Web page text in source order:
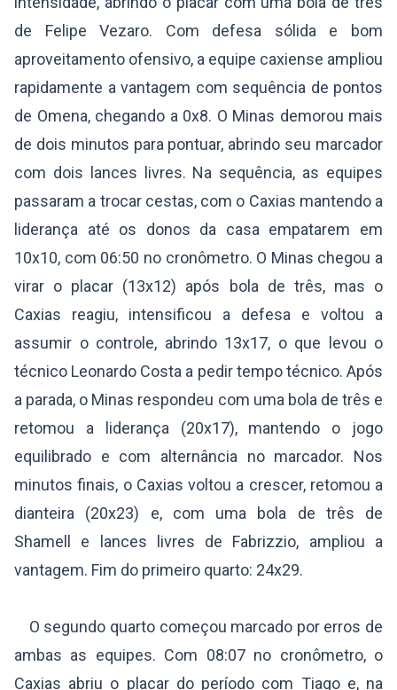
de Felipe Vezaro. Com defesa sólida e bom
aproveitamento ofensivo, a equipe caxiense ampliou
rapidamente a vantagem com sequência de pontos
de Omena, chegando a 0x8. O Minas demorou mais
de dois minutos para pontuar, abrindo seu marcador
com dois lances livres. Na sequência, as equipes
passaram a trocar cestas, com o Caxias mantendo a
liderança até os donos da casa empatarem em
10x10, com 06:50 no cronômetro. O Minas chegou a
virar o placar (13x12) após bola de três, mas o
Caxias reagiu, intensificou a defesa e voltou a
assumir o controle, abrindo 13x17, o que levou o
técnico Leonardo Costa a pedir tempo técnico. Após
a parada, o Minas respondeu com uma bola de três e
retomou a liderança (20x17), mantendo o jogo
equilibrado e com alternância no marcador. Nos
minutos finais, o Caxias voltou a crescer, retomou a
dianteira (20x23) e, com uma bola de três de
Shamell e lances livres de Fabrizzio, ampliou a
vantagem. Fim do primeiro quarto: 24x29.
O segundo quarto começou marcado por erros de
ambas as equipes. Com 08:07 no cronômetro, o
Caxias abriu o placar do período com Tiago e, na